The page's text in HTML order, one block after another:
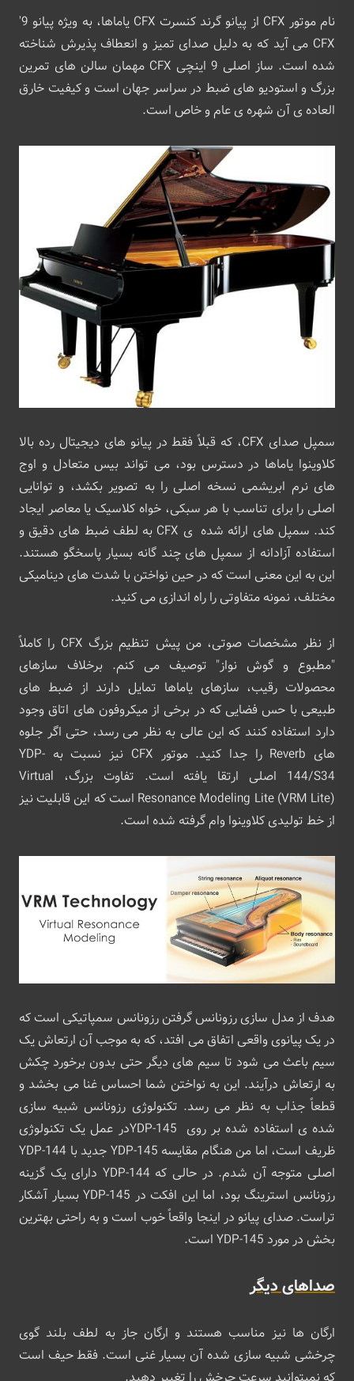
نام موتور CFX از پیانو گرند کنسرت CFX یاماها، به ‌ویژه پیانو 9'
CFX می ‌آید که به دلیل صدای تمیز و انعطاف پذیرش شناخته
شده است. ساز اصلی 9 اینچی CFX مهمان سالن ‌های تمرین
بزرگ و استودیو های ضبط در سراسر جهان است و کیفیت خارق
العاده ی آن شهره ی عام و خاص است.
سمپل صدای CFX، که قبلاً فقط در پیانو های دیجیتال رده بالا
کلاوینوا یاماها در دسترس بود، می ‌تواند بیس متعادل و اوج‌
های نرم ابریشمی نسخه اصلی را به تصویر بکشد، و توانایی
اصلی را برای تناسب با هر سبکی، خواه کلاسیک یا معاصر ایجاد
کند. سمپل های ارائه ‌شده ی CFX به لطف ضبط‌ های دقیق و
استفاده آزادانه از سمپل های چند گانه بسیار پاسخگو هستند.
این به این معنی است که در حین نواختن با شدت های دینامیکی
مختلف، نمونه متفاوتی را راه اندازی می کنید.
از نظر مشخصات صوتی، من پیش تنظیم بزرگ CFX را کاملاً
"مطبوع و گوش نواز" توصیف می کنم. برخلاف سازهای
محصولات رقیب، سازهای یاماها تمایل دارند از ضبط های
طبیعی با حس فضایی که در برخی از میکروفون های اتاق وجود
دارد استفاده کنند که این عالی به نظر می رسد، حتی اگر جلوه
های Reverb را جدا کنید. موتور CFX نیز نسبت به YDP-
144/S34 اصلی ارتقا یافته است. تفاوت بزرگ، Virtual
Resonance Modeling Lite (VRM Lite) است که این قابلیت نیز
از خط تولیدی کلاوینوا وام گرفته شده است.
هدف از مدل‌ سازی رزونانس گرفتن رزونانس سمپاتیکی است که
در یک پیانوی واقعی اتفاق می ‌افتد، که به موجب آن ارتعاش یک
سیم باعث می ‌شود تا سیم‌ های دیگر حتی بدون برخورد چکش
به ارتعاش درآیند. این به نواختن شما احساس غنا می بخشد و
قطعاً جذاب به نظر می رسد. تکنولوژی رزونانس شبیه‌ سازی
‌شده ی استفاده شده بر روی YDP-145در عمل یک تکنولوژی
ظریف است، اما من هنگام مقایسه YDP-145 جدید با YDP-144
اصلی متوجه آن شدم. در حالی که YDP-144 دارای یک گزینه
رزونانس استرینگ بود، اما این افکت در YDP-145 بسیار آشکار
تراست. صدای پیانو در اینجا واقعاً خوب است و به راحتی بهترین
بخش در مورد YDP-145 است.
صداهای دیگر
ارگان ‌ها نیز مناسب هستند و ارگان جاز به لطف بلند گوی
چرخشی شبیه ‌سازی‌ شده آن بسیار غنی است. فقط حیف است